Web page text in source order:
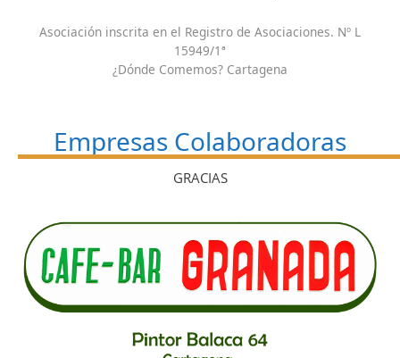
Asociación inscrita en el Registro de Asociaciones. Nº L
15949/1ª
¿Dónde Comemos? Cartagena
Empresas Colaboradoras
GRACIAS